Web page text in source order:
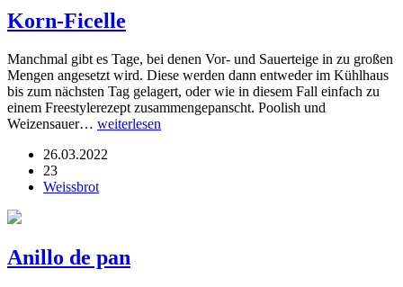
Korn-Ficelle
Manchmal gibt es Tage, bei denen Vor- und Sauerteige in zu großen
Mengen angesetzt wird. Diese werden dann entweder im Kühlhaus
bis zum nächsten Tag gelagert, oder wie in diesem Fall einfach zu
einem Freestylerezept zusammengepanscht. Poolish und
Weizensauer… weiterlesen
26.03.2022
23
Weissbrot
Anillo de pan